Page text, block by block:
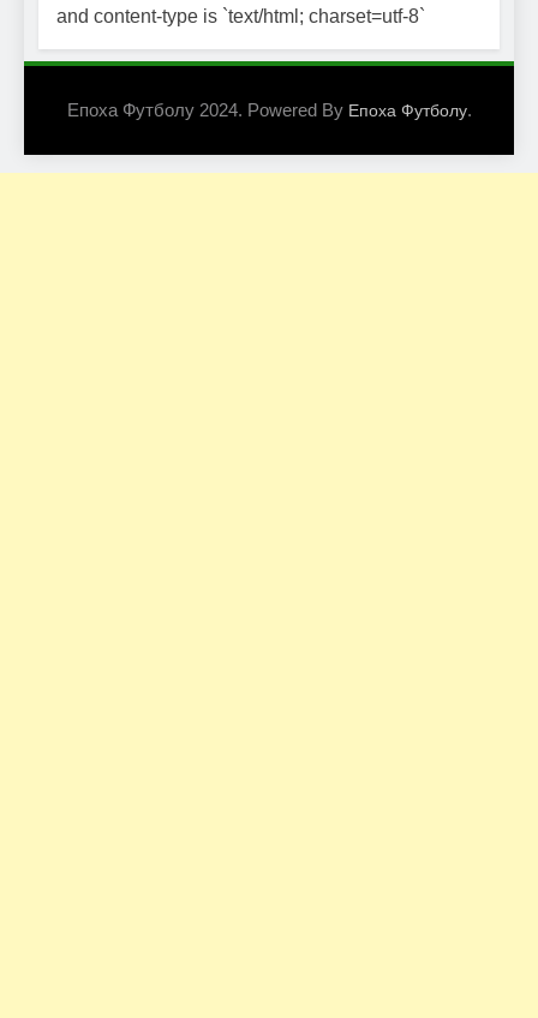
and content-type is `text/html; charset=utf-8`
Епоха Футболу 2024. Powered By Епоха Футболу.